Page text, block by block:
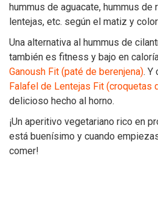
hummus de aguacate, hummus de
lentejas, etc. según el matiz y
Una alternativa al hummus de
también es fitness y bajo en
Ganoush Fit (paté de berenjena). Y
Falafel de Lentejas Fit (croquetas
delicioso hecho al horno.
¡Un aperitivo vegetariano rico en
está buenísimo y cuando
comer!